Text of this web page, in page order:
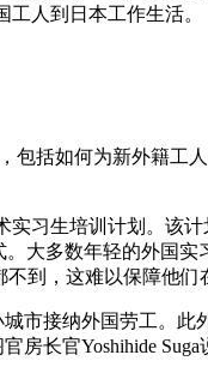
工人到日本工作生活。
括如何为新外籍工
习生培训计划。该
大多数年轻的外国实
到，这难以保障他
市接纳外国劳工。此
房长官Yoshihide Suga